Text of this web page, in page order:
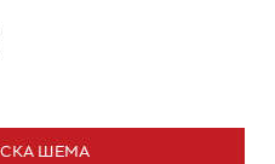
ШЕМА